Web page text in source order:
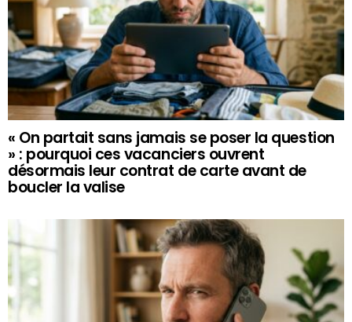
« On partait sans jamais se poser la question
» : pourquoi ces vacanciers ouvrent
désormais leur contrat de carte avant de
boucler la valise